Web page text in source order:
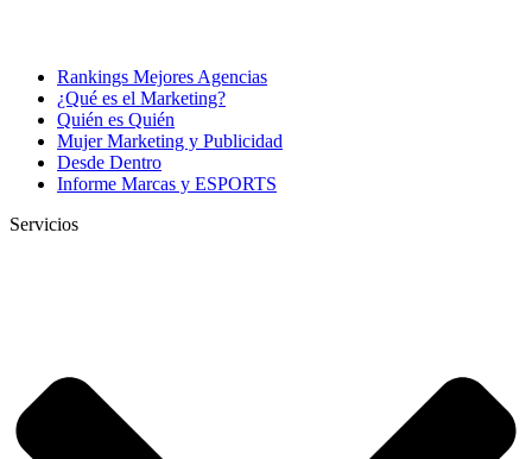
Rankings Mejores Agencias
¿Qué es el Marketing?
Quién es Quién
Mujer Marketing y Publicidad
Desde Dentro
Informe Marcas y ESPORTS
Servicios